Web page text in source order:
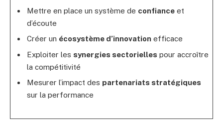
Mettre en place un système de confianceet
d’écoute
Créer un écosystème d’innovationefficace
Exploiter les synergies sectorielles pour accroître
la compétitivité
Mesurer l’impact des partenariats stratégiques
sur la performance